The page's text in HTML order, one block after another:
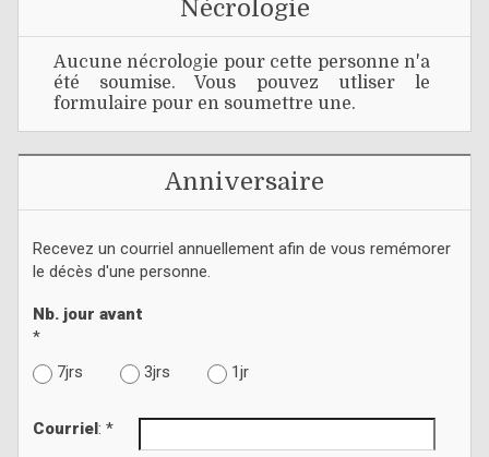
Nécrologie
Aucune nécrologie pour cette personne n'a
été soumise. Vous pouvez utliser le
formulaire pour en soumettre une.
Anniversaire
Recevez un courriel annuellement afin de vous remémorer
le décès d'une personne.
Nb. jour avant
*
7jrs
3jrs 1jr
Courriel : *